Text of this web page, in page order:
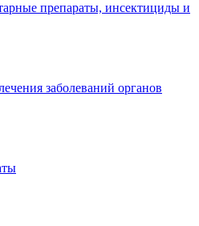
препараты, инсектициды и
заболеваний органов